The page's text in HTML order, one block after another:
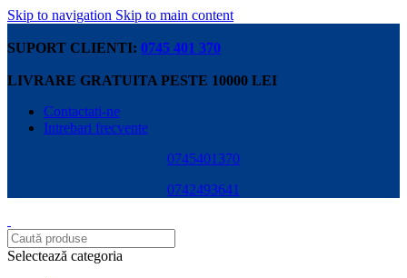
Skip to navigation Skip to main content
SUPORT CLIENTI: 0745 401 370
LIVRARE GRATUITA PESTE 10000 LEI
Contactati-ne
Intrebari frecvente
0745401370
0742493641
Selectează categoria